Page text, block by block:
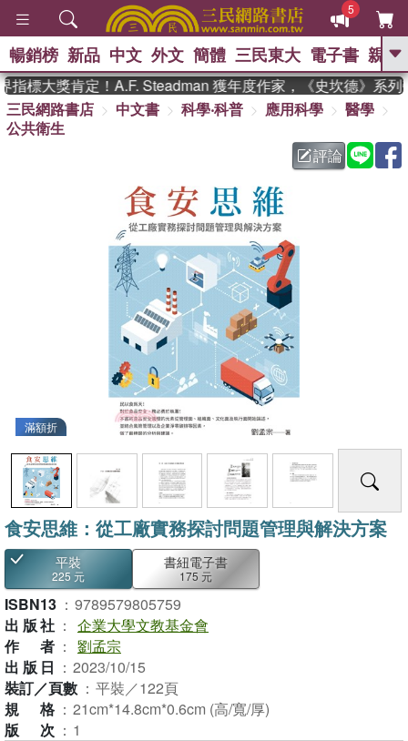
5
GO
熱搜： 東野圭吾 、 高希均教授回憶錄
暑期推薦 、 國際布克
方念華 、 台灣的李
登輝時代 、 數學女孩：黎曼猜想
偉大的迷走神經
暢銷榜 新品 中文 外文 簡體 三民東大 電子書 親子
標大獎肯定！A.F. Steadman 獲年度作家，《史坎德》系列帶
三民網路書店
中文書 科學‧科普 應用科學
醫學
公共衛生
評論
滿額折
食安思維：從工廠實務探討問題管理與解決方案
平裝
225 元
書紐電子書
175 元
ISBN13 ： 9789579805759
出版社 ： 企業大學文教基金會
作者 ： 劉孟宗
出版日 ： 2023/10/15
裝訂／頁數 ： 平裝／122頁
規格 ： 21cm*14.8cm*0.6cm (高/寬/厚)
版次 ： 1